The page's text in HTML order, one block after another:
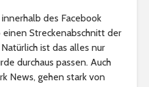
des Facebook
einen Streckenabschnitt der
ist das alles nur
durchaus passen. Auch
News, gehen stark von